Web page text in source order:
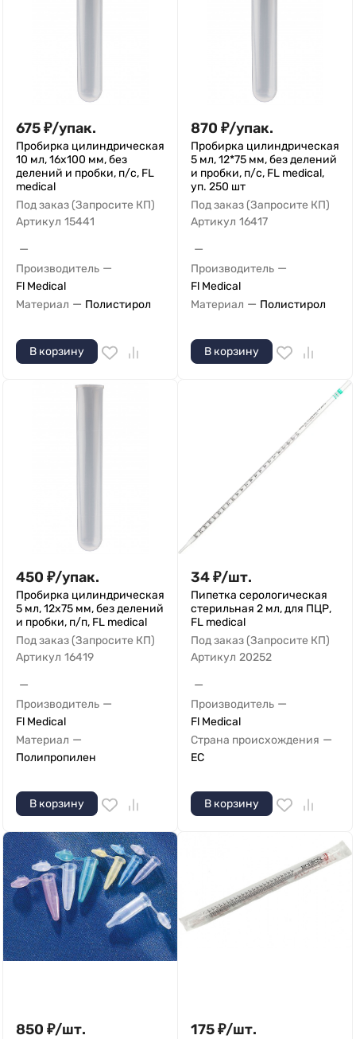
675₽/упак.
Пробирка цилиндрическая
10 мл, 16х100 мм, без
делений и пробки, п/с, FL
medical
Под заказ (Запросите КП)
Артикул 15441
—
Производитель —
Fl Medical
Материал — Полистирол
В корзину
870 ₽/упак.
Пробирка цилиндрическая
5 мл, 12*75 мм, без делений
и пробки, п/с, FL medical,
уп. 250 шт
Под заказ (Запросите КП)
Артикул 16417
—
Производитель —
Fl Medical
Материал — Полистирол
В корзину
450 ₽/упак.
Пробирка цилиндрическая
5 мл, 12х75 мм, без делений
и пробки, п/п, FL medical
Под заказ (Запросите КП)
Артикул 16419
—
Производитель —
Fl Medical
Материал —
Полипропилен
В корзину
34₽/шт.
Пипетка серологическая
стерильная 2 мл, для ПЦР,
FL medical
Под заказ (Запросите КП)
Артикул 20252
—
Производитель —
Fl Medical
Страна происхождения —
ЕС
В корзину
850 ₽/шт. 175₽/шт.